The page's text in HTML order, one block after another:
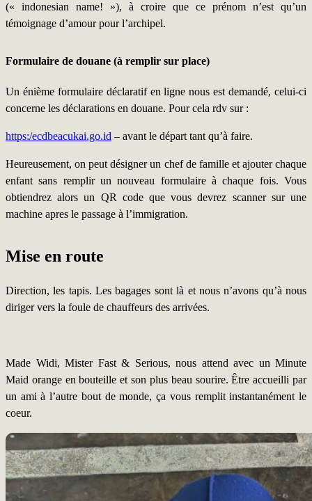
(« indonesian name! »), à croire que ce prénom n’est qu’un
témoignage d’amour pour l’archipel.
Formulaire de douane (à remplir sur place)
Un énième formulaire déclaratif en ligne nous est demandé, celui-ci
concerne les déclarations en douane. Pour cela rdv sur :
https:/ecdbeacukai.go.id – avant le départ tant qu’à faire.
Heureusement, on peut désigner un chef de famille et ajouter chaque
enfant sans remplir un nouveau formulaire à chaque fois. Vous
obtiendrez alors un QR code que vous devrez scanner sur une
machine apres le passage à l’immigration.
Mise en route
Direction, les tapis. Les bagages sont là et nous n’avons qu’à nous
diriger vers la foule de chauffeurs des arrivées.
Made Widi, Mister Fast & Serious, nous attend avec un Minute
Maid orange en bouteille et son plus beau sourire. Être accueilli par
un ami à l’autre bout de monde, ça vous remplit instantanément le
coeur.